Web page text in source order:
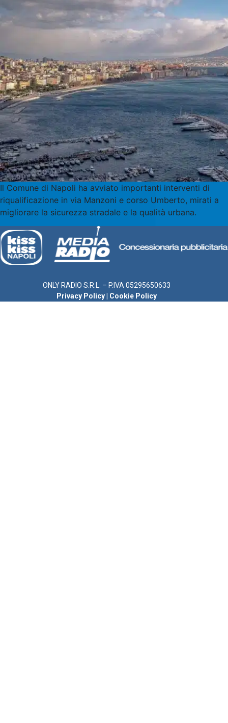
Il Comune di Napoli ha avviato importanti interventi di
riqualificazione in via Manzoni e corso Umberto, mirati a
migliorare la sicurezza stradale e la qualità urbana.
ONLY RADIO S.R.L. – P.IVA 05295650633
Privacy Policy
Cookie Policy